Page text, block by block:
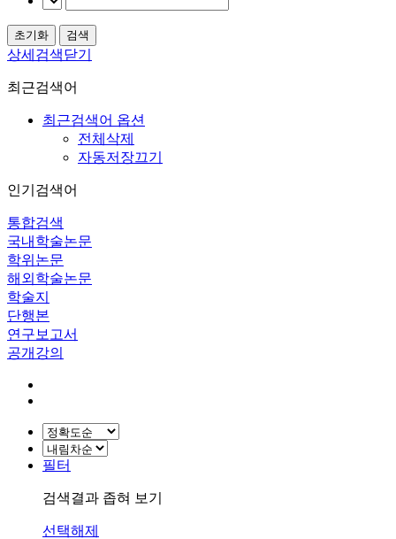
상세검색닫기
최근검색어
최근검색어 옵션
전체삭제
자동저장끄기
인기검색어
통합검색
국내학술논문
학위논문
해외학술논문
학술지
단행본
연구보고서
공개강의
필터
검색결과 좁혀 보기
선택해제